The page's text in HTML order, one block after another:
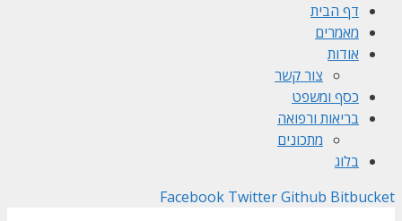
דף הבית
מאמרים
אודות
צור קשר
כסף ומשפט
בריאות ורפואה
מתכונים
בלוג
Facebook TwitterGithub Bitbucket